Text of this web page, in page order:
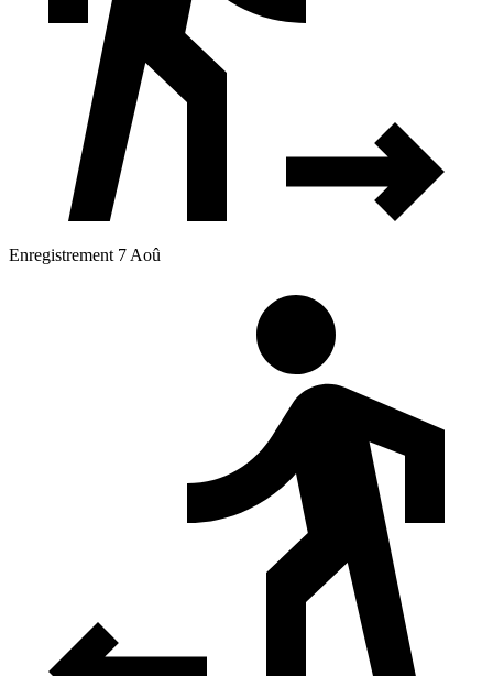
Enregistrement 7 Aoû